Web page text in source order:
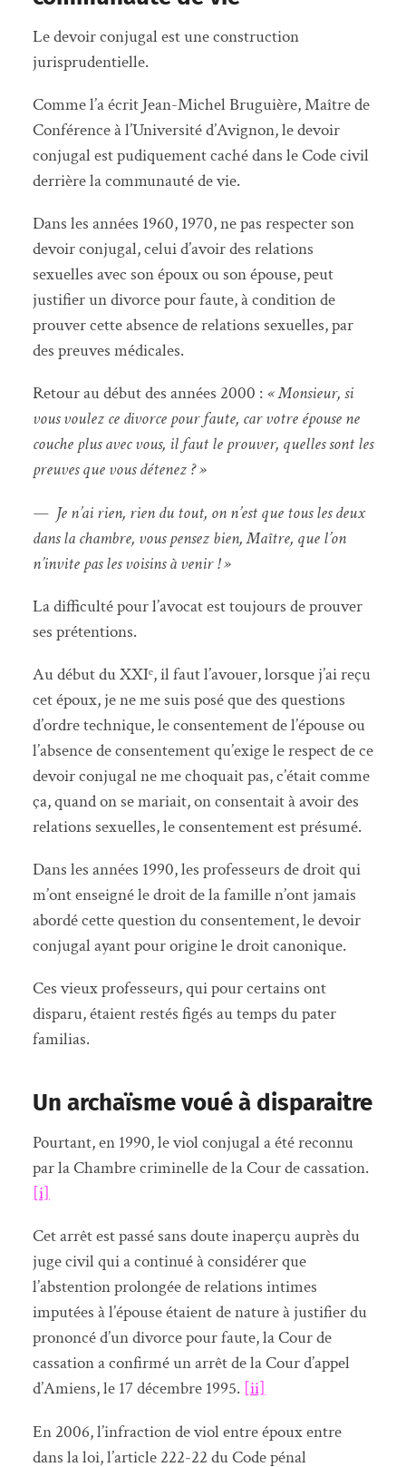
Le devoir conjugal est une construction
jurisprudentielle.
Comme l’a écrit Jean-Michel Bruguière, Maître de
Conférence à l’Université d’Avignon, le devoir
conjugal est pudiquement caché dans le Code civil
derrière la communauté de vie.
Dans les années 1960, 1970, ne pas respecter son
devoir conjugal, celui d’avoir des relations
sexuelles avec son époux ou son épouse, peut
justifier un divorce pour faute, à condition de
prouver cette absence de relations sexuelles, par
des preuves médicales.
Retour au début des années 2000 : « Monsieur, si
vous voulez ce divorce pour faute, car votre épouse ne
couche plus avec vous, il faut le prouver, quelles sont les
preuves que vous détenez ? »
— Je n’ai rien, rien du tout, on n’est que tous les deux
dans la chambre, vous pensez bien, Maître, que l’on
n’invite pas les voisins à venir ! »
La difficulté pour l’avocat est toujours de prouver
ses prétentions.
Au début du XXIᵉ, il faut l’avouer, lorsque j’ai reçu
cet époux, je ne me suis posé que des questions
d’ordre technique, le consentement de l’épouse ou
l’absence de consentement qu’exige le respect de ce
devoir conjugal ne me choquait pas, c’était comme
ça, quand on se mariait, on consentait à avoir des
relations sexuelles, le consentement est présumé.
Dans les années 1990, les professeurs de droit qui
m’ont enseigné le droit de la famille n’ont jamais
abordé cette question du consentement, le devoir
conjugal ayant pour origine le droit canonique.
Ces vieux professeurs, qui pour certains ont
disparu, étaient restés figés au temps du pater
familias.
Un archaïsme voué à disparaitre
Pourtant, en 1990, le viol conjugal a été reconnu
par la Chambre criminelle de la Cour de cassation.
[i]
Cet arrêt est passé sans doute inaperçu auprès du
juge civil qui a continué à considérer que
l’abstention prolongée de relations intimes
imputées à l’épouse étaient de nature à justifier du
prononcé d’un divorce pour faute, la Cour de
cassation a confirmé un arrêt de la Cour d’appel
d’Amiens, le 17 décembre 1995.[ii]
En 2006, l’infraction de viol entre époux entre
dans la loi, l’article 222-22 du Code pénal